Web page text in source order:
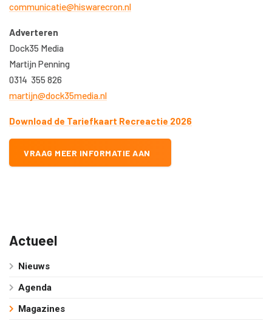
communicatie@hiswarecron.nl
Adverteren
Dock35 Media
Martijn Penning
0314 355 826
martijn@dock35media.nl
Download de Tariefkaart Recreactie 2026
VRAAG MEER INFORMATIE AAN
Actueel
Nieuws
Agenda
Magazines